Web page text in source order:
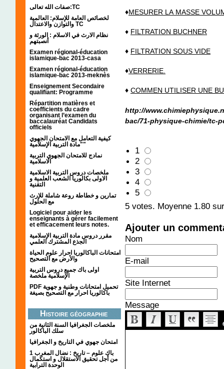
صفات الله تعالى:TC
لخصائص العامة للإسلام: العالمية
والتوازن والاعتدال TC
نظام الارث في الاسلام : الورثة و
أنصبتهم
Examen régional-éducation
islamique-bac 2013-casa
Examen régional-éducation
islamique-bac 2013-meknès
Enseignement Secondaire
qualifiant: Programme
Répartition matières et
coefficients du cadre
organisant l’examen du
baccalauréat Candidats
officiels
كيفية التعامل مع الامتحان الجهوي
"مادة التربية الإسلامية"
نمادج للامتحان الجهوي التربية
الاسلامية
ملخصات دروس التربية الاسلامية
الاولى بكالوريا الشعب العلمية و
التقنية
تمارين و خطاطة روعة شاملة للإرث
مع الحلول
Logiciel pour aider les
enseignants à gérer facilement
et efficacement leurs notes.
مقرر دروس مادة التربية الإسلامية
الجذع المشترك العلمي
امتحانات الباكالوريا احرار علوم الحياة
والأرض مع التصحيح
اولى باك جميع دروس التربية
الإسلامية ملخصة
PDF تحميل امتحانات وطنية و جهوية
باكالوريا احرار مع التصحيح بصيغة
Histoire géographie
ملخصات الجغرافيا السنة الثانية من
سلك الباكالور
امتحان جهوي في التاريخ و الجغرافيا
1 باك علوم – تاريخ : نضال المغرب
من أجل تحقيق الاستقلال و استكمال
الوحدة الترابية
♦MESURER L A MASSE VOLU
♦ FILTRATION BUCHNER
♦ FILTRATION SOUS VIDE
♦VERRERIE.
♦ COMMEN UTILISER UNE
http://
bac/71-physique-chimie/tc-
1
2
3
4
5
5 votes. Moyenne 1.80
Ajouter un
Nom
E-mail
Site Internet
Message